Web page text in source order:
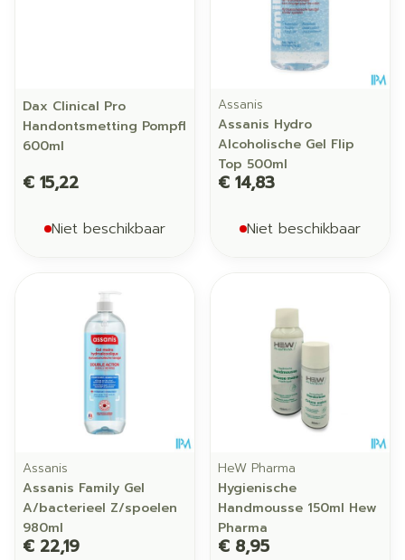
Dax Clinical Pro
Handontsmetting Pompfl
600ml
€ 15,22
Niet beschikbaar
Assanis
Assanis Hydro
Alcoholische Gel Flip
Top 500ml
€ 14,83
Niet beschikbaar
Assanis
Assanis Family Gel
A/bacterieel Z/spoelen
980ml
€ 22,19
HeW Pharma
Hygienische
Handmousse 150ml Hew
Pharma
€ 8,95